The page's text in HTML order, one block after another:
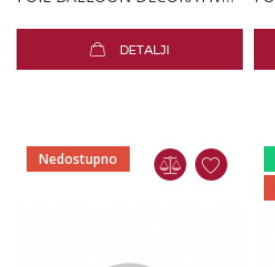
DETALJI
Nedostupno